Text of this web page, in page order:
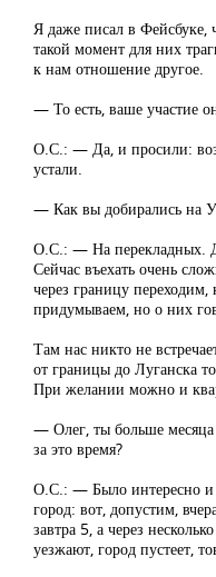
Я даже писал в Фейсбуке,
такой момент для них
к нам отношение другое.
— То есть, ваше участие
О.С.: — Да, и просили:
устали.
— Как вы добирались на
О.С.: — На перекладных.
Сейчас въехать очень
через границу
придумываем, но о них
Там нас никто не
от границы до Луганска
При желании можно и
— Олег, ты больше месяца
за это время?
О.С.: — Было интересно и
город: вот, допустим,
завтра 5, а через
уезжают, город пустеет,